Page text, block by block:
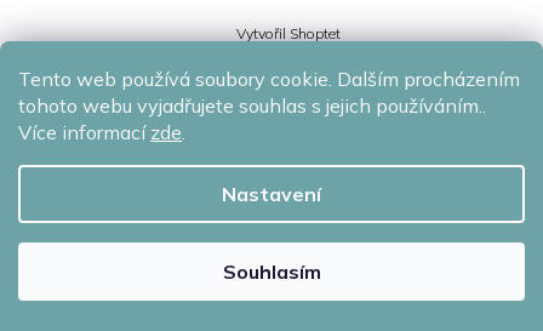
Tento web používá soubory cookie. Dalším procházením
tohoto webu vyjadřujete souhlas s jejich používáním..
Více informací zde.
Nastavení
Souhlasím
Vytvořil Shoptet